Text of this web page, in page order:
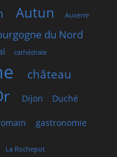
Autun Auxerre
du Nord
cathédrale
château
Dijon Duché
gastronomie
La Rochepot